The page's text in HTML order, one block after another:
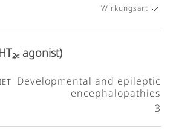
Wirkungsart
agonist)
Developmental and epileptic
encephalopathies
3